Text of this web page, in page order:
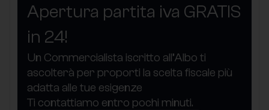
Apertura partita iva GRATIS
in 24!
Un Commercialista iscritto all’Albo ti
ascolterà per proporti la scelta fiscale più
adatta alle tue esigenze
Ti contattiamo entro pochi minuti.